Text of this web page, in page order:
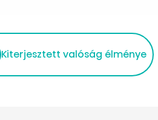
Kiterjesztett valóság élménye